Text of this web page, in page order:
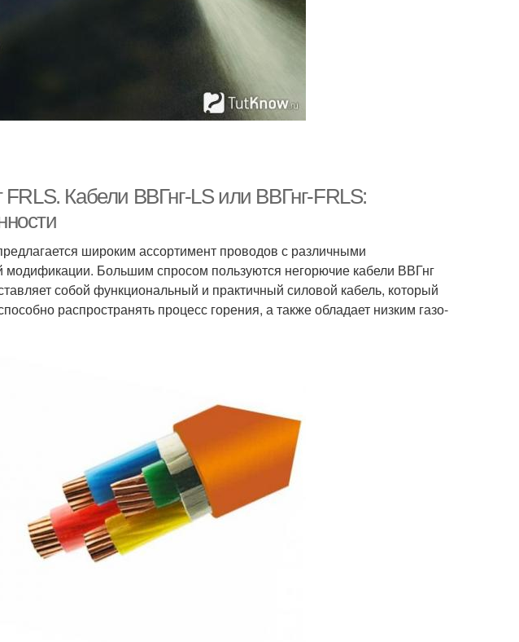
Кабели ВВГнг-LS или ВВГнг-FRLS:
широким ассортимент проводов с различными
модификации. Большим спросом пользуются негорючие кабели ВВГнг
собой функциональный и практичный силовой кабель, который
распространять процесс горения, а также обладает низким газо-